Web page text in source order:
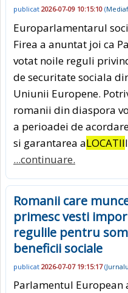
publicat 2026-07-09 10:15:10 (
Europarlamentarul
Firea a anuntat joi ca
votat noile reguli
de securitate sociala
Uniunii Europene.
romanii din diaspora
a perioadei de
si garantarea aLOCATII
...continuare.
Romanii care
primesc vesti
regulile pentru
beneficii sociale
publicat 2026-07-07 19:15:17(
Parlamentul